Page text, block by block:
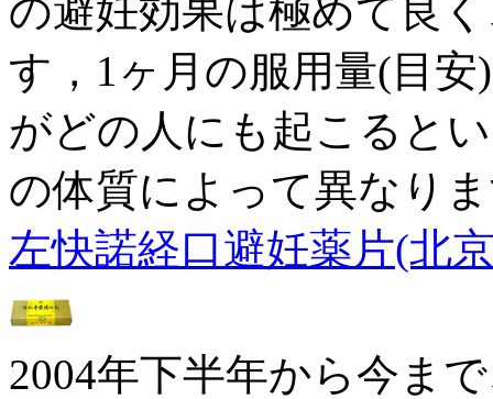
の避妊効果は極めて良
す，1ヶ月の服用量(目
がどの人にも起こると
の体質によって異なり
左快諾経口避妊薬片(北
2004年下半年から今ま